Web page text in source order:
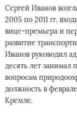
Сергей Иванов
2005 по 2011 гг.
вице-премьера и
развитие
Иванов руководил
десять лет занимал
вопросам
должность в
Кремле.